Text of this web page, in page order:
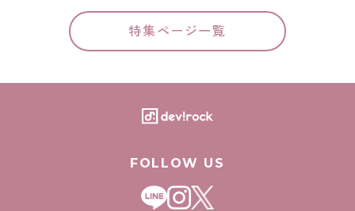
特集ページ一覧
FOLLOW US